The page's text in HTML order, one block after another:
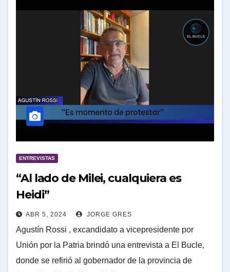
ENTREVISTAS
“Al lado de Milei, cualquiera es
Heidi”
ABR 5, 2024 JORGE GRES
Agustín Rossi , excandidato a vicepresidente por
Unión por la Patria brindó una entrevista a El Bucle,
donde se refirió al gobernador de la provincia de